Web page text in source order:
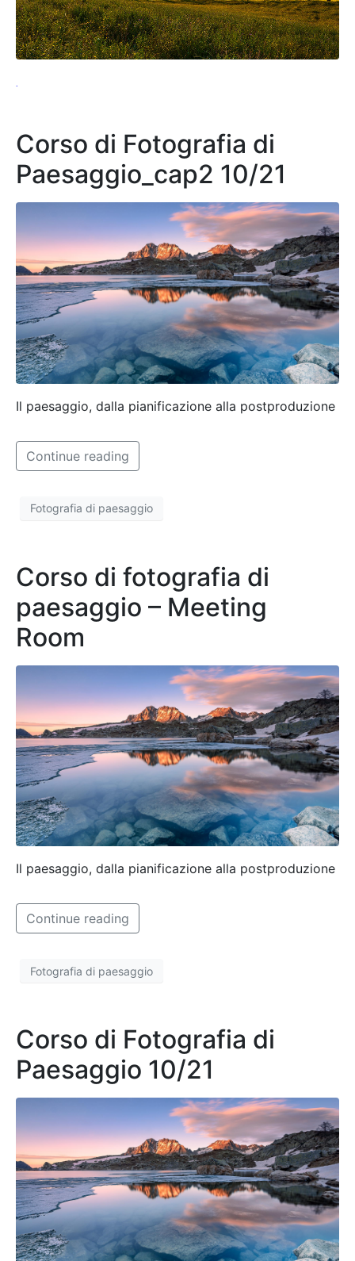
.
Corso di Fotografia di
Paesaggio_cap2 10/21
Il paesaggio, dalla pianificazione alla postproduzione
Continue reading
Fotografia di paesaggio
Corso di fotografia di
paesaggio – Meeting
Room
Il paesaggio, dalla pianificazione alla postproduzione
Continue reading
Fotografia di paesaggio
Corso di Fotografia di
Paesaggio 10/21